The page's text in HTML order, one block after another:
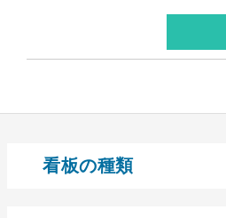
看板の種類